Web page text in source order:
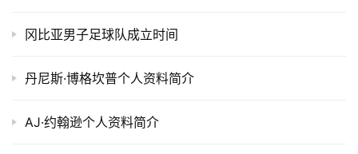
冈比亚男子足球队成立时间
丹尼斯·博格坎普个人资料简介
AJ·约翰逊个人资料简介